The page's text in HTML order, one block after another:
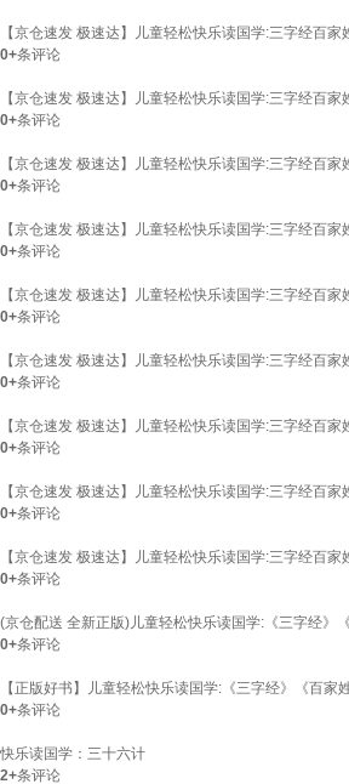
【京仓速发 极速达】儿童轻松快乐读国学:三字经百
0+条评论
【京仓速发 极速达】儿童轻松快乐读国学:三字经百家
0+条评论
【京仓速发 极速达】儿童轻松快乐读国学:三字经百
0+条评论
【京仓速发 极速达】儿童轻松快乐读国学:三字经百
0+条评论
【京仓速发 极速达】儿童轻松快乐读国学:三字经百
0+条评论
【京仓速发 极速达】儿童轻松快乐读国学:三字经百
0+条评论
【京仓速发 极速达】儿童轻松快乐读国学:三字经百
0+条评论
【京仓速发 极速达】儿童轻松快乐读国学:三字经百
0+条评论
【京仓速发 极速达】儿童轻松快乐读国学:三字经百
0+条评论
(京仓配送 全新正版)儿童轻松快乐读国学:《三字经》
0+条评论
【正版好书】儿童轻松快乐读国学:《三字经》《百
0+条评论
快乐读国学：三十六计
2+条评论